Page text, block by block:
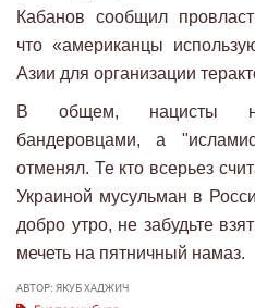
Кабанов сообщил
что «американцы
Азии для организации
В общем, нацисты
бандеровцами, а
отменял. Те кто всерьез
Украиной мусульман в
добро утро, не забудьте
мечеть на пятничный намаз.
АВТОР: ЯКУБ ХАДЖИЧ